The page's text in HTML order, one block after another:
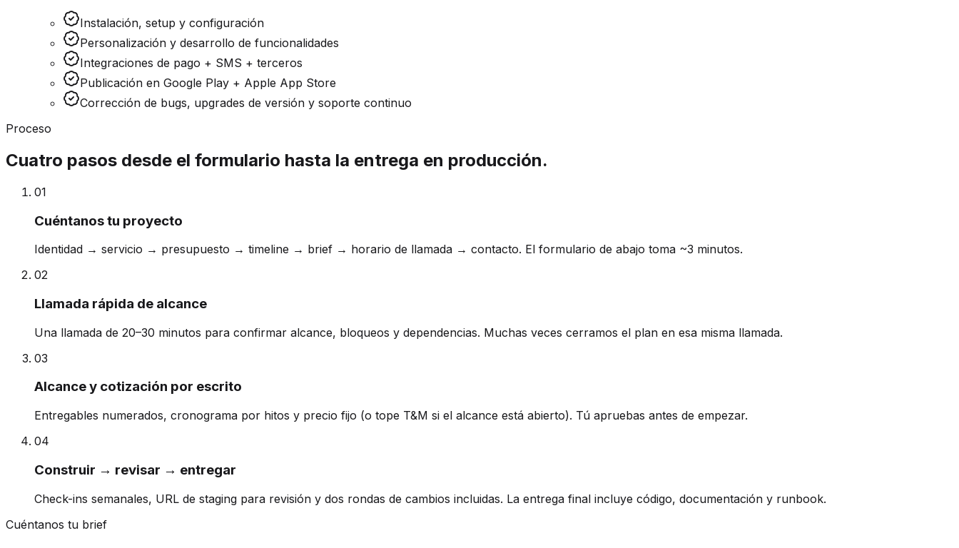
Instalación, setup y configuración
Personalización y desarrollo de funcionalidades
Integraciones de pago + SMS + terceros
Publicación en Google Play + Apple App Store
Corrección de bugs, upgrades de versión y soporte continuo
Proceso
Cuatro pasos desde el formulario hasta la entrega en producción.
01
Cuéntanos tu proyecto
Identidad → servicio → presupuesto → timeline → brief → horario de llamada → contacto. El formulario de abajo toma ~3 minutos.
02
Llamada rápida de alcance
Una llamada de 20–30 minutos para confirmar alcance, bloqueos y dependencias. Muchas veces cerramos el plan en esa misma llamada.
03
Alcance y cotización por escrito
Entregables numerados, cronograma por hitos y precio fijo (o tope T&M si el alcance está abierto). Tú apruebas antes de empezar.
04
Construir → revisar → entregar
Check-ins semanales, URL de staging para revisión y dos rondas de cambios incluidas. La entrega final incluye código, documentación y runbook.
Cuéntanos tu brief